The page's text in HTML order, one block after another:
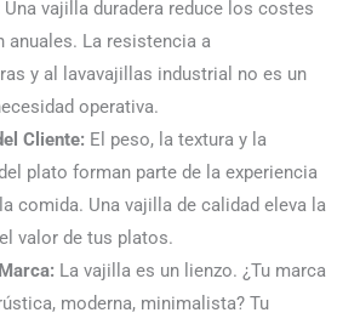
Una vajilla duradera reduce los costes
anuales. La resistencia a
y al lavavajillas industrial no es un
operativa.
Cliente: El peso, la textura y la
plato forman parte de la experiencia
comida. Una vajilla de calidad eleva la
valor de tus platos.
La vajilla es un lienzo. ¿Tu marca
moderna, minimalista? Tu